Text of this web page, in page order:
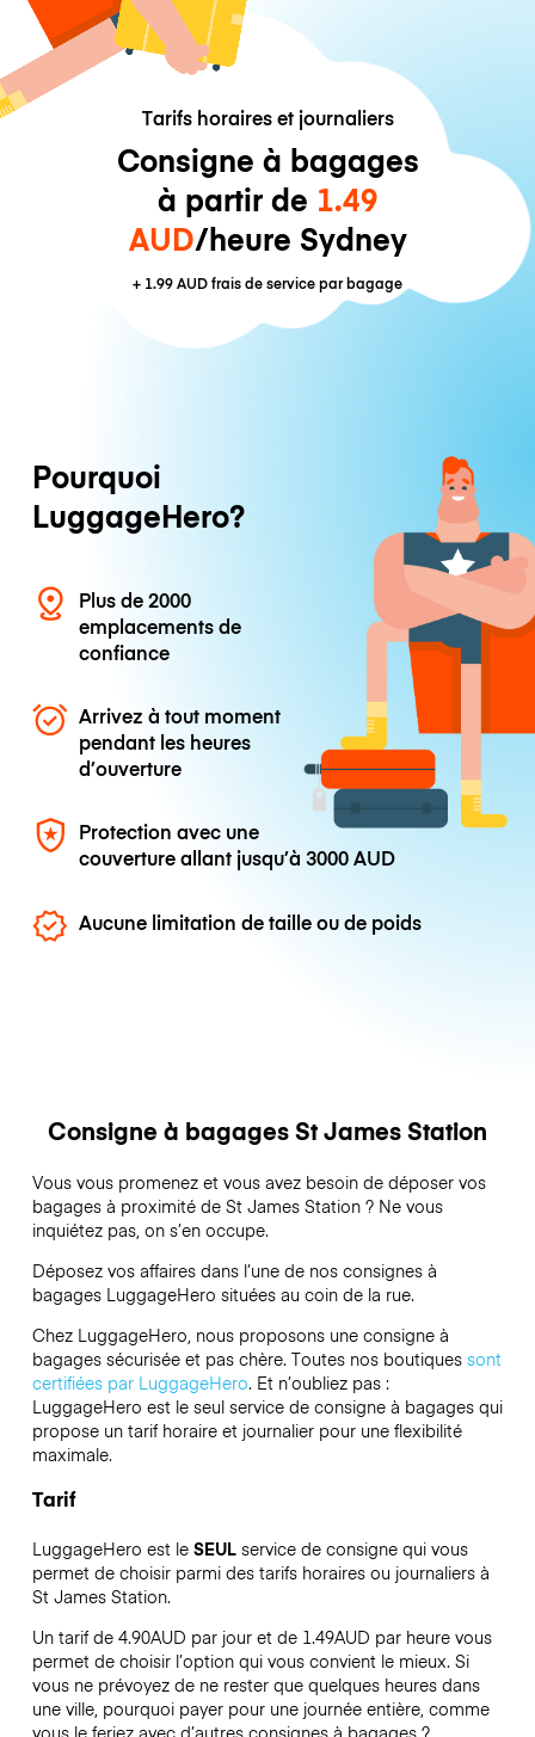
Tarifs horaires et journaliers
Consigne à bagages
à partir de 1.49
AUD/heure Sydney
+ 1.99 AUDfrais de service par bagage
Pourquoi
LuggageHero?
Plus de 2000
emplacements de
confiance
Arrivez à tout moment
pendant les heures
d’ouverture
Protection avec une
couverture allant jusqu’à3000 AUD
Aucune limitation de taille ou de poids
Consigne à bagages St James Station
Vous vous promenez et vous avez besoin de déposer vos
bagages à proximité de St James Station ? Ne vous
inquiétez pas, on s’en occupe.
Déposez vos affaires dans l’une de nos consignes à
bagages LuggageHero situées au coin de la rue.
Chez LuggageHero, nous proposons une consigne à
bagages sécurisée et pas chère. Toutes nos boutiques sont
certifiées par LuggageHero. Et n’oubliez pas :
LuggageHero est le seul service de consigne à bagages qui
propose un tarif horaire et journalier pour une flexibilité
maximale.
Tarif
LuggageHero est le SEULservice de consigne qui vous
permet de choisir parmi des tarifs horaires ou journaliers à
St James Station.
Un tarif de 4.90AUD par jour et de 1.49AUD par heure vous
permet de choisir l’option qui vous convient le mieux. Si
vous ne prévoyez de ne rester que quelques heures dans
une ville, pourquoi payer pour une journée entière, comme
vous le feriez avec d’autres consignes à bagages ?